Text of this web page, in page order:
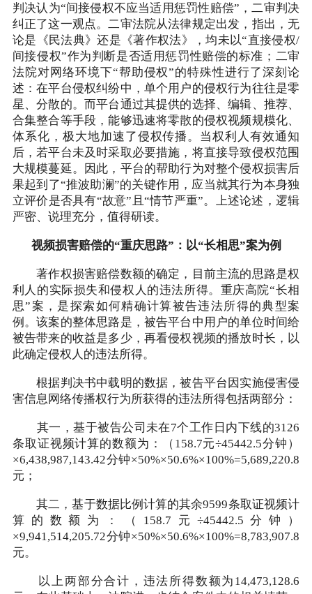
判决认为“间接侵权不应当适用惩罚性赔偿”，二审判决
纠正了这一观点。二审法院从法律规定出发，指出，无
论是《民法典》还是《著作权法》，均未以“直接侵权/
间接侵权”作为判断是否适用惩罚性赔偿的标准；二审
法院对网络环境下“帮助侵权”的特殊性进行了深刻论
述：在平台侵权纠纷中，单个用户的侵权行为往往是零
星、分散的。而平台通过其提供的选择、编辑、推荐、
合集整合等手段，能够迅速将零散的侵权视频规模化、
体系化，极大地加速了侵权传播。当权利人有效通知
后，若平台未及时采取必要措施，将直接导致侵权范围
大规模蔓延。因此，平台的帮助行为对整个侵权损害后
果起到了“推波助澜”的关键作用，应当就其行为本身独
立评价是否具有“故意”且“情节严重”。上述论述，逻辑
严密、说理充分，值得研读。
视频损害赔偿的“重庆思路”：以“长相思”案为例
著作权损害赔偿数额的确定，目前主流的思路是权
利人的实际损失和侵权人的违法所得。重庆高院“长相
思”案，是探索如何精确计算被告违法所得的典型案
例。该案的整体思路是，被告平台中用户的单位时间给
被告带来的收益是多少，再看侵权视频的播放时长，以
此确定侵权人的违法所得。
根据判决书中载明的数据，被告平台因实施侵害侵
害信息网络传播权行为所获得的违法所得包括两部分：
其一，基于被告公司未在7个工作日内下线的3126
条取证视频计算的数额为：（158.7元÷45442.5分钟）
×6,438,987,143.42分钟×50%×50.6%×100%=5,689,220.8
元；
其二，基于数据比例计算的其余9599条取证视频计
算的数额为：（158.7元÷45442.5分钟）
×9,941,514,205.72分钟×50%×50.6%×100%=8,783,907.8
元。
以上两部分合计，违法所得数额为14,473,128.6